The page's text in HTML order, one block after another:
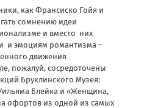
как Франсиско Гойя и
сомнению идеи
и вместо них
и эмоциям романтизма –
движения
пожалуй, сосредоточены
Бруклинского Музея:
Блейка и «Женщина,
офортов из одной из самых